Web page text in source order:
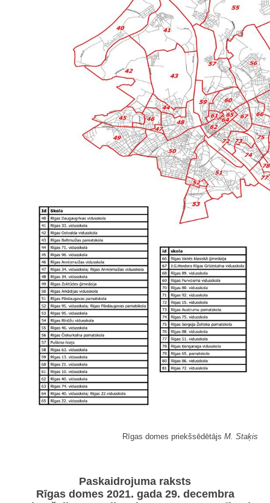
Rīgas domes priekšsēdētājs M. Staķis
Paskaidrojuma raksts
Rīgas domes 2021. gada 29. decembra